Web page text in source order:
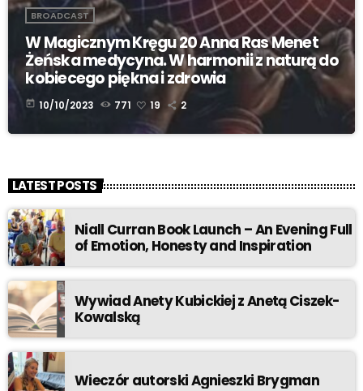
BROADCAST
W Magicznym Kręgu 20 Anna Ras Menet
Żeńska medycyna. W harmonii z naturą do
kobiecego piękna i zdrowia
today 10/10/2023 771 19 2
LATEST POSTS
Niall Curran Book Launch – An Evening Full
of Emotion, Honesty and Inspiration
Wywiad Anety Kubickiej z Anetą Ciszek-
Kowalską
Wieczór autorski Agnieszki Brygman